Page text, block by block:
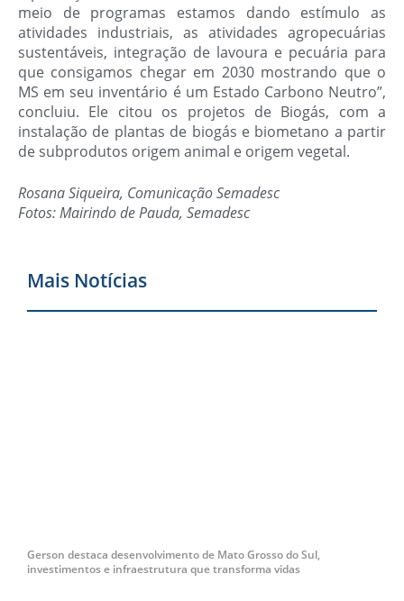
meio de programas estamos dando estímulo as
atividades industriais, as atividades agropecuárias
sustentáveis, integração de lavoura e pecuária para
que consigamos chegar em 2030 mostrando que o
MS em seu inventário é um Estado Carbono Neutro”,
concluiu. Ele citou os projetos de Biogás, com a
instalação de plantas de biogás e biometano a partir
de subprodutos origem animal e origem vegetal.
Rosana Siqueira, Comunicação Semadesc
Fotos: Mairindo de Pauda, Semadesc
Mais Notícias
Gerson destaca desenvolvimento de Mato Grosso do Sul,
investimentos e infraestrutura que transforma vidas